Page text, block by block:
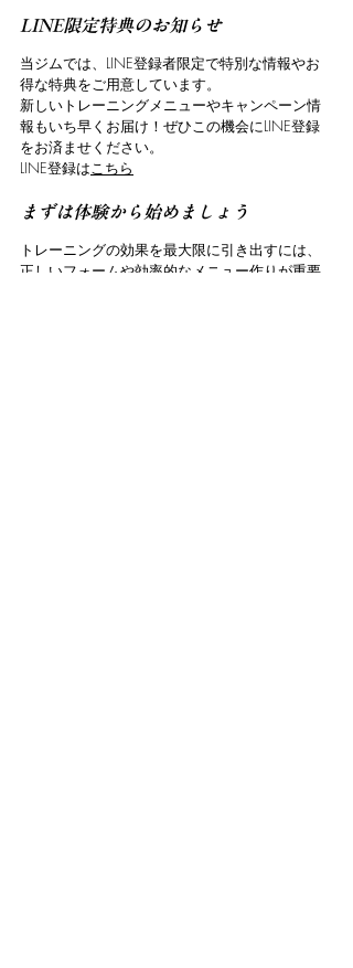
LINE限定特典のお知らせ
当ジムでは、LINE登録者限定で特別な情報やお
得な特典をご用意しています。
新しいトレーニングメニューやキャンペーン情
報もいち早くお届け！ぜひこの機会にLINE登録
をお済ませください。
LINE登録はこちら
まずは体験から始めましょう
トレーニングの効果を最大限に引き出すには、
正しいフォームや効率的なメニュー作りが重要